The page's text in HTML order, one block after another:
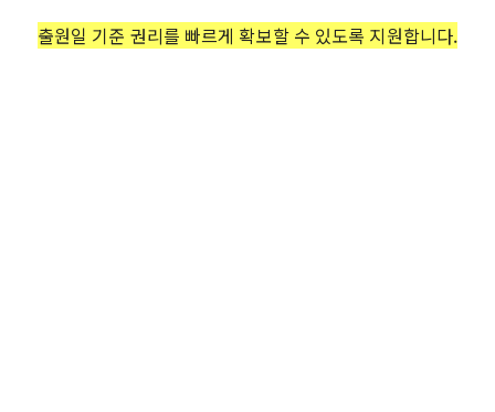
출원일 기준 권리를 빠르게 확보할 수 있도록 지원합니다.